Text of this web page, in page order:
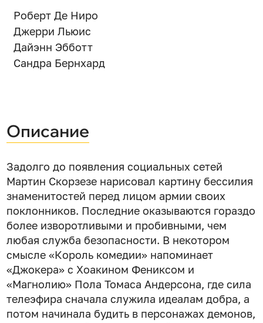
Роберт Де Ниро
Джерри Льюис
Дайэнн Эбботт
Сандра Бернхард
Описание
Задолго до появления социальных сетей
Мартин Скорзезе нарисовал картину бессилия
знаменитостей перед лицом армии своих
поклонников. Последние оказываются гораздо
более изворотливыми и пробивными, чем
любая служба безопасности. В некотором
смысле «Король комедии» напоминает
«Джокера» с Хоакином Фениксом и
«Магнолию» Пола Томаса Андерсона, где сила
телеэфира сначала служила идеалам добра, а
потом начинала будить в персонажах демонов,